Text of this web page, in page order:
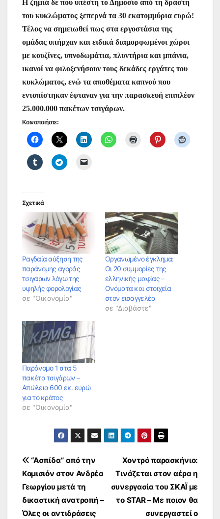
Η ζημιά δε που υπέστη το Δημόσιο από τη δράστη
του κυκλώματος ξεπερνά τα 30 εκατομμύρια ευρώ!
Τέλος να σημειωθεί πως στα εργοστάσια της
ομάδας υπήρχαν και ειδικά διαμορφωμένοι χώροι
με κουζίνες, υπνοδωμάτια, πλυντήρια και μπάνια,
ικανοί να φιλοξενήσουν τους δεκάδες εργάτες του
κυκλώματος, ενώ τα αποθέματα καπνού που
εντοπίστηκαν έφταναν για την παρασκευή επιπλέον
25.000.000 πακέτων τσιγάρων.
Κοινοποιήστε:
Σχετικά
Ραγδαία αύξηση της
παράνομης αγοράς
τσιγάρων λόγω της
υψηλής φορολογίας
σε "Οικονομία"
Οργανωμένο έγκλημα:
Οι 20 συμμορίες της
ελληνικής μαφίας –
Ονόματα και στοιχεία
στον εισαγγελέα
σε "Διαβάστε"
Παράνομο 1 στα 5
πακέτα τσιγάρων –
Απώλεια 600 εκ. ευρώ
για το κράτος
σε "Οικονομία"
Πλοήγηση
άρθρων
Χοντρό παρασκήνιο:
Τινάζεται στον αέρα η
συνεργασία του ΣΚΑΪ με
το STAR – Με ποιον θα
συνεργαστεί ο
“Ασπίδα” από την
Κομισιόν στον Ανδρέα
Γεωργίου μετά τη
δικαστική ανατροπή –
Όλες οι αντιδράσεις